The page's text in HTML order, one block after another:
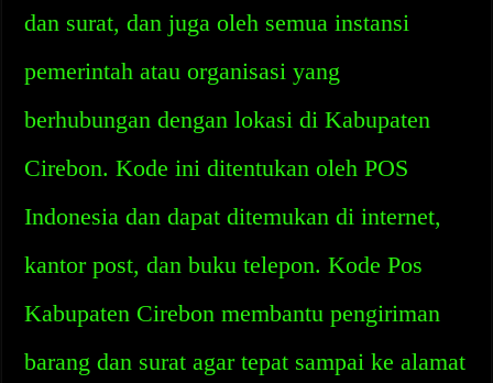
dan surat, dan juga oleh semua instansi
pemerintah atau organisasi yang
berhubungan dengan lokasi di Kabupaten
Cirebon. Kode ini ditentukan oleh POS
Indonesia dan dapat ditemukan di internet,
kantor post, dan buku telepon. Kode Pos
Kabupaten Cirebon membantu pengiriman
barang dan surat agar tepat sampai ke alamat